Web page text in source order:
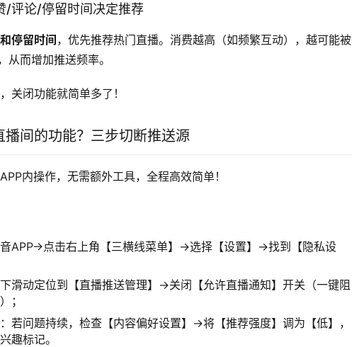
/评论/停留时间决定推荐
停留时间，优先推荐热门直播。消费越高（如频繁互动），越可能被
从而增加推送频率。
关闭功能就简单多了！
间的功能？三步切断推送源
内操作，无需额外工具，全程高效简单！
APP→点击右上角【三横线菜单】→选择【设置】→找到【隐私设
滑动定位到【直播推送管理】→关闭【允许直播通知】开关（一键阻
；
：若问题持续，检查【内容偏好设置】→将【推荐强度】调为【低】，
趣标记。